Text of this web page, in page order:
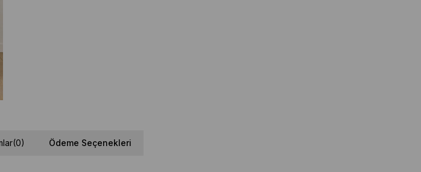
(0) Ödeme Seçenekleri